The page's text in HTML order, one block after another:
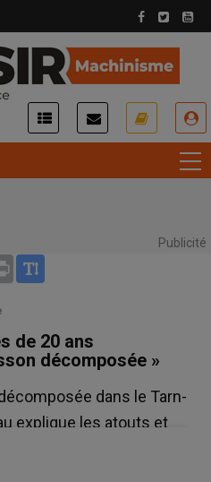
Publicité
Print
de 20 ans
décomposée »
dans le Tarn-
explique les atouts et